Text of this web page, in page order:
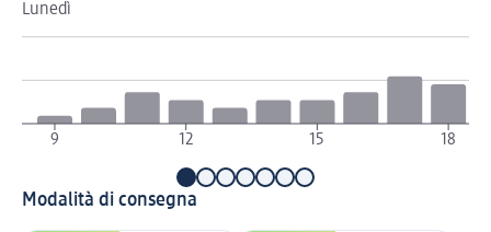
Lunedì
9 12 15 18
Modalità di consegna